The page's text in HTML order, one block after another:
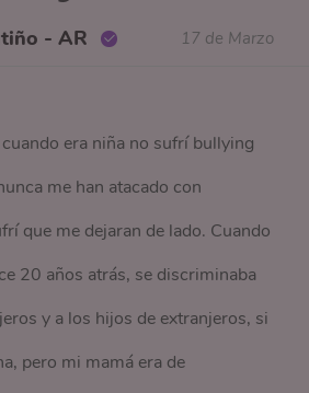
- AR 17 de Marzo
era niña no sufrí bullying
me han atacado con
que me dejaran de lado. Cuando
20 años atrás, se discriminaba
y a los hijos de extranjeros, si
pero mi mamá era de